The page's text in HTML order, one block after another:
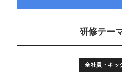
研修テー
全社員・キッ